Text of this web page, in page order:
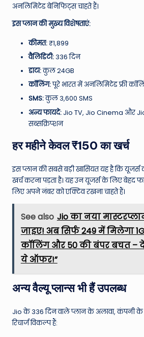
अनलिमिटेड बेनिफिट्स चाहते हैं।
इस प्लान की मुख्य विशेषताएं:
कीमत:₹1,899
वैलिडिटी: 336 दिन
डाटा:कुल 24GB
कॉलिंग:पूरे भारत में अनलिमिटेड फ्री
SMS:कुल 3,600 SMS
अन्य फायदे: Jio TV, Jio Cinema और
सब्सक्रिप्शन
हर महीने केवल ₹150 का खर्च
इस प्लान की सबसे बड़ी खासियत यह है कि यूजर्स
खर्च करना पड़ता है। यह उन यूजर्स के लिए बेहद
लिए अपने नंबर को एक्टिव रखना चाहते हैं।
See also Jio का नया
जाइए! अब सिर्फ ₹249 में मिलेगा
कॉलिंग और ₹50 की बंपर बचत –
ये ऑफर!”
अन्य वैल्यू प्लान्स भी हैं उपलब्ध
Jio के 336 दिन वाले प्लान के अलावा, कंपनी के
रिचार्ज विकल्प हैं: